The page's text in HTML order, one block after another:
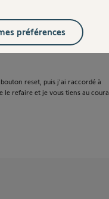
reset, puis j'ai raccordé à
le refaire et je vous tiens au
préférences